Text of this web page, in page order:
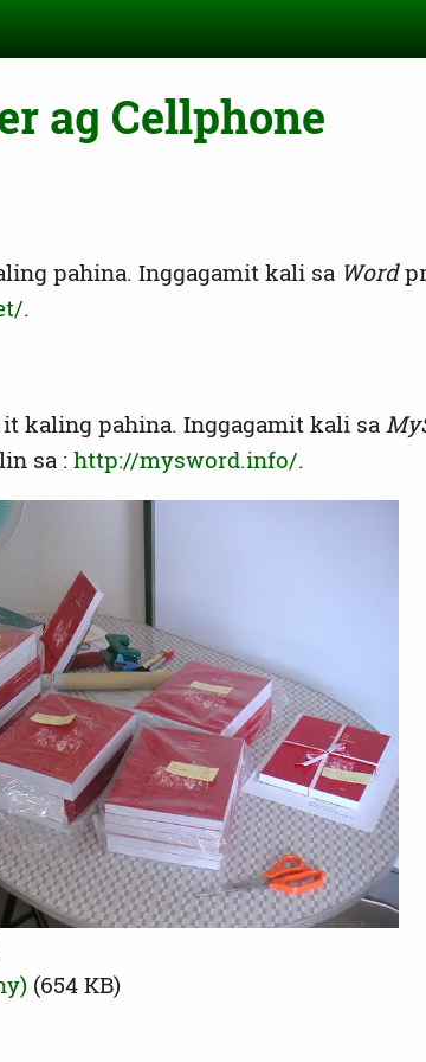
ag Cellphone
pahina. Inggagamit kali sa Word
.
kaling pahina. Inggagamit kali sa
sa :http://mysword.info/.
(654 KB)